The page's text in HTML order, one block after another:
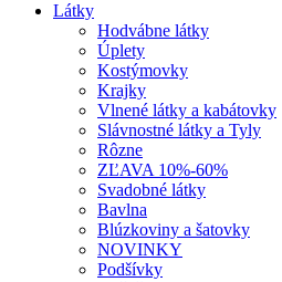
Látky
Hodvábne látky
Úplety
Kostýmovky
Krajky
Vlnené látky a kabátovky
Slávnostné látky a Tyly
Rôzne
ZĽAVA 10%-60%
Svadobné látky
Bavlna
Blúzkoviny a šatovky
NOVINKY
Podšívky